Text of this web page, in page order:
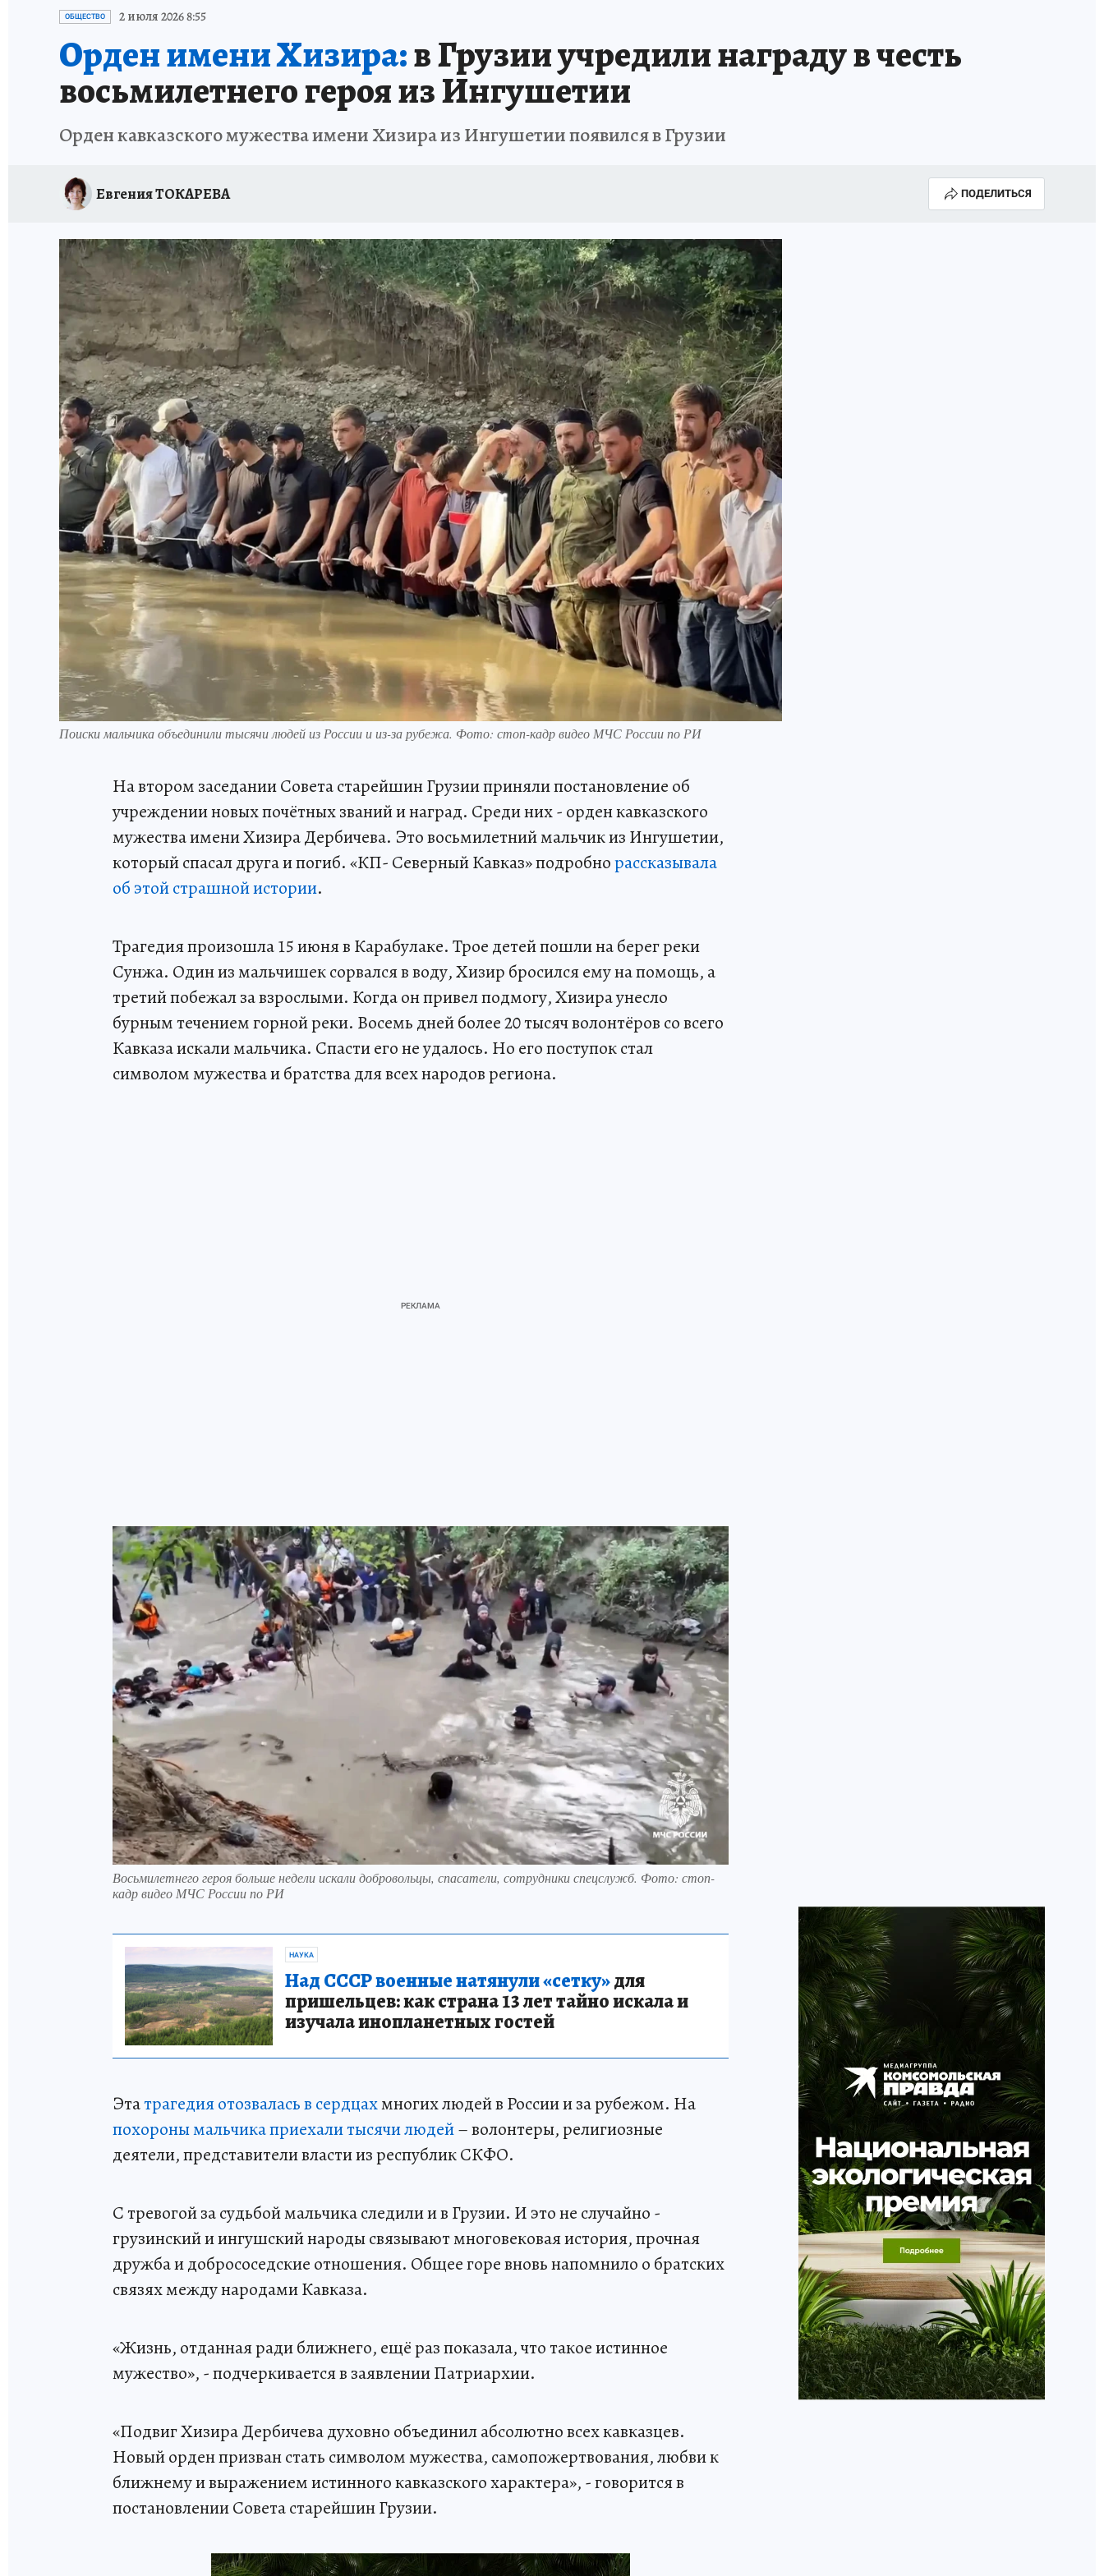
ЗАПОВЕДНАЯ РОССИЯ
ОБЩЕСТВО 2 июля 2026 8:55
Орден имени Хизира:в Грузии учредили награду в честь
восьмилетнего героя из Ингушетии
Орден кавказского мужества имени Хизира из Ингушетии появился в Грузии
Евгения ТОКАРЕВА ПОДЕЛИТЬСЯ
Поиски мальчика объединили тысячи людей из России и из-за рубежа. Фото: стоп-кадр видео МЧС России по РИ
На втором заседании Совета старейшин Грузии приняли постановление об
учреждении новых почётных званий и наград. Среди них - орден кавказского
мужества имени Хизира Дербичева. Это восьмилетний мальчик из Ингушетии,
который спасал друга и погиб. «КП- Северный Кавказ» подробнорассказывала
об этой страшной истории.
Трагедия произошла 15 июня в Карабулаке. Трое детей пошли на берег реки
Сунжа. Один из мальчишек сорвался в воду, Хизир бросился ему на помощь, а
третий побежал за взрослыми. Когда он привел подмогу, Хизира унесло
бурным течением горной реки. Восемь дней более 20 тысяч волонтёров со всего
Кавказа искали мальчика. Спасти его не удалось. Но его поступок стал
символом мужества и братства для всех народов региона.
Восьмилетнего героя больше недели искали добровольцы, спасатели, сотрудники спецслужб. Фото: стоп-
кадр видео МЧС России по РИ
НАУКА
Над СССР военные натянули «сетку»для
пришельцев: как страна 13 лет тайно искала и
изучала инопланетных гостей
Этатрагедия отозвалась в сердцахмногих людей в России и за рубежом. На
похороны мальчика приехали тысячи людей– волонтеры, религиозные
деятели, представители власти из республик СКФО.
С тревогой за судьбой мальчика следили и в Грузии. И это не случайно -
грузинский и ингушский народы связывают многовековая история, прочная
дружба и добрососедские отношения. Общее горе вновь напомнило о братских
связях между народами Кавказа.
«Жизнь, отданная ради ближнего, ещё раз показала, что такое истинное
мужество», - подчеркивается в заявлении Патриархии.
«Подвиг Хизира Дербичева духовно объединил абсолютно всех кавказцев.
Новый орден призван стать символом мужества, самопожертвования, любви к
ближнему и выражением истинного кавказского характера», - говорится в
постановлении Совета старейшин Грузии.